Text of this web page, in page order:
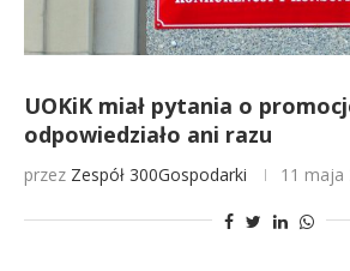
UOKiK miał pytania o
odpowiedziało ani razu
przez Zespół 300Gospodarki 11 maja